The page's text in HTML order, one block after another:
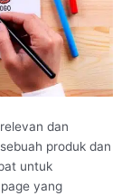
dan
produk dan
untuk
yang